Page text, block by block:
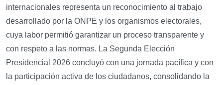
internacionales representa un reconocimiento al trabajo
desarrollado por la ONPE y los organismos electorales,
cuya labor permitió garantizar un proceso transparente y
con respeto a las normas. La Segunda Elección
Presidencial 2026 concluyó con una jornada pacífica y con
la participación activa de los ciudadanos, consolidando la